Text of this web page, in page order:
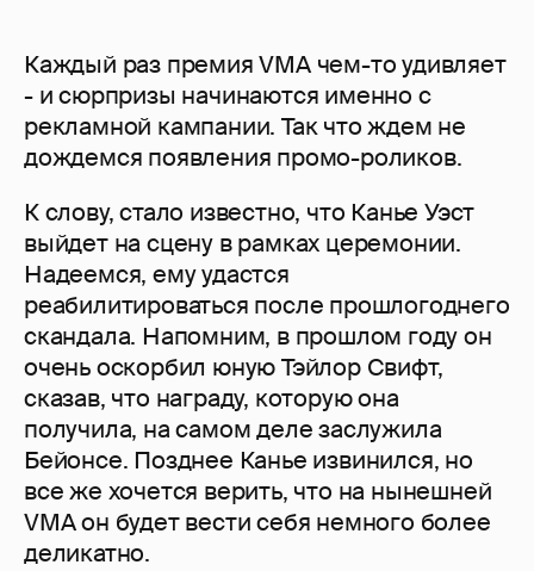
Каждый раз премия VMA чем-то удивляет
- и сюрпризы начинаются именно с
рекламной кампании. Так что ждем не
дождемся появления промо-роликов.
К слову, стало известно, что Канье Уэст
выйдет на сцену в рамках церемонии.
Надеемся, ему удастся
реабилитироваться после прошлогоднего
скандала. Напомним, в прошлом году он
очень оскорбил юную Тэйлор Свифт,
сказав, что награду, которую она
получила, на самом деле заслужила
Бейонсе. Позднее Канье извинился, но
все же хочется верить, что на нынешней
VMA он будет вести себя немного более
деликатно.